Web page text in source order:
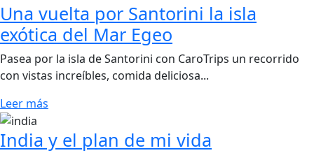
Una vuelta por Santorini la isla
exótica del Mar Egeo
Pasea por la isla de Santorini con CaroTrips un recorrido
con vistas increíbles, comida deliciosa...
Leer más
India y el plan de mi vida